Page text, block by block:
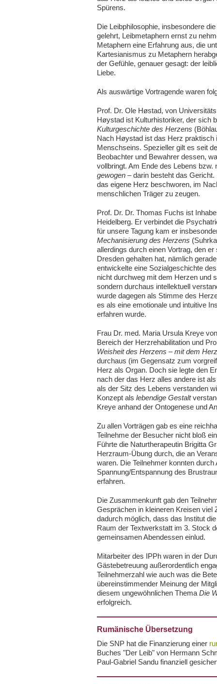
Spürens.
Die Leibphilosophie, insbesondere
gelehrt, Leibmetaphern ernst zu
Metaphern eine Erfahrung aus, die
Kartesianismus zu Metaphern
der Gefühle, genauer gesagt: der
Liebe.
Als auswärtige Vortragende waren
Prof. Dr. Ole Høstad, von
Høystad ist Kulturhistoriker, der sich
Kulturgeschichte des Herzens
Nach Høystad ist das Herz praktisch
Menschseins. Spezieller gilt es seit
Beobachter und Bewahrer dessen,
vollbringt. Am Ende des Lebens bzw.
gewogen – darin besteht das
das eigene Herz beschworen, im
menschlichen Träger zu zeugen.
Prof. Dr. Dr. Thomas Fuchs ist
Heidelberg. Er verbindet die
für unsere Tagung kam er
Mechanisierung des Herzens
allerdings durch einen Vortrag, den
Dresden gehalten hat, nämlich
entwickelte eine Sozialgeschichte
nicht durchweg mit dem Herzen und
sondern durchaus intellektuell
wurde dagegen als Stimme des
es als eine emotionale und intuitive
erfahren wurde.
Frau Dr. med. Maria Ursula Kreye
Bereich der Herzrehabilitation und
Weisheit des Herzens – mit dem
durchaus (im Gegensatz zum
Herz als Organ. Doch sie legte den
nach der das Herz alles andere ist
als der Sitz des Lebens verstanden
Konzept als lebendige Gestalt
Kreye anhand der Ontogenese und
Zu allen Vorträgen gab es eine
Teilnehme der Besucher nicht bloß
Führte die Naturtherapeutin Brigitta
Herzraum-Übung durch, die an
waren. Die Teilnehmer konnten durch
Spannung/Entspannung des
erfahren.
Die Zusammenkunft gab den
Gesprächen in kleineren Kreisen viel
dadurch möglich, dass das Institut
Raum der Textwerkstatt im 3. Stock
gemeinsamen Abendessen einlud.
Mitarbeiter des IPPh waren in der
Gästebetreuung außerordentlich
Teilnehmerzahl wie auch was die
übereinstimmender Meinung der
diesem ungewöhnlichen Thema Die
erfolgreich.
Rumänische Übersetzung
Die SNP hat die Finanzierung einer
Buches "Der Leib" von Hermann
Paul-Gabriel Sandu finanziell